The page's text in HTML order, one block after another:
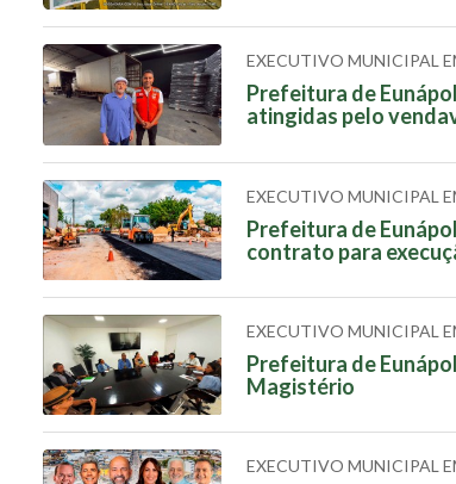
EXECUTIVO MUNICIPAL
Prefeitura de
atingidas pelo
EXECUTIVO MUNICIPAL
Prefeitura de
contrato para
EXECUTIVO MUNICIPAL
Prefeitura de
Magistério
EXECUTIVO MUNICIPAL